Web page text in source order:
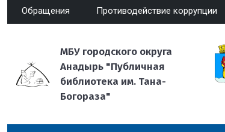
Обращения Противодействие коррупции
МБУ городского округа
Анадырь "Публичная
библиотека им. Тана-
Богораза"